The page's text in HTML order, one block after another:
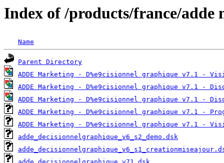
Index of /products/france/adde
Name
Parent Directory
ADDE Marketing - D%e9cisionnel graphique v7.1 -
ADDE Marketing - D%e9cisionnel graphique v7.1 -
ADDE Marketing - D%e9cisionnel graphique v7.1 -
ADDE Marketing - D%e9cisionnel graphique v7.1 -
ADDE Marketing - D%e9cisionnel graphique v7.1 -
adde_decisionnelgraphique_v6_s2_demo.dsk